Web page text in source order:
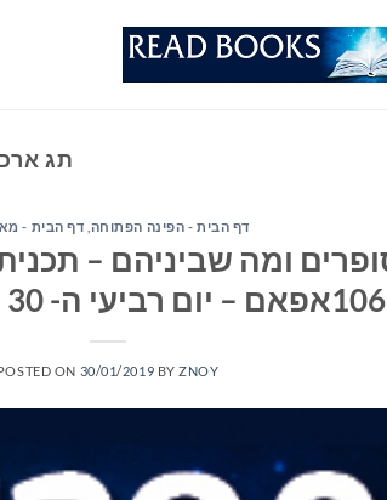
תג
דף הבית - הפינה הפתוחה דף הבית -
ומה שביניהם –
106אפאם – יום רביעי ה- 30 בינואר 2019
ON 30/01/2019 BYZNOY